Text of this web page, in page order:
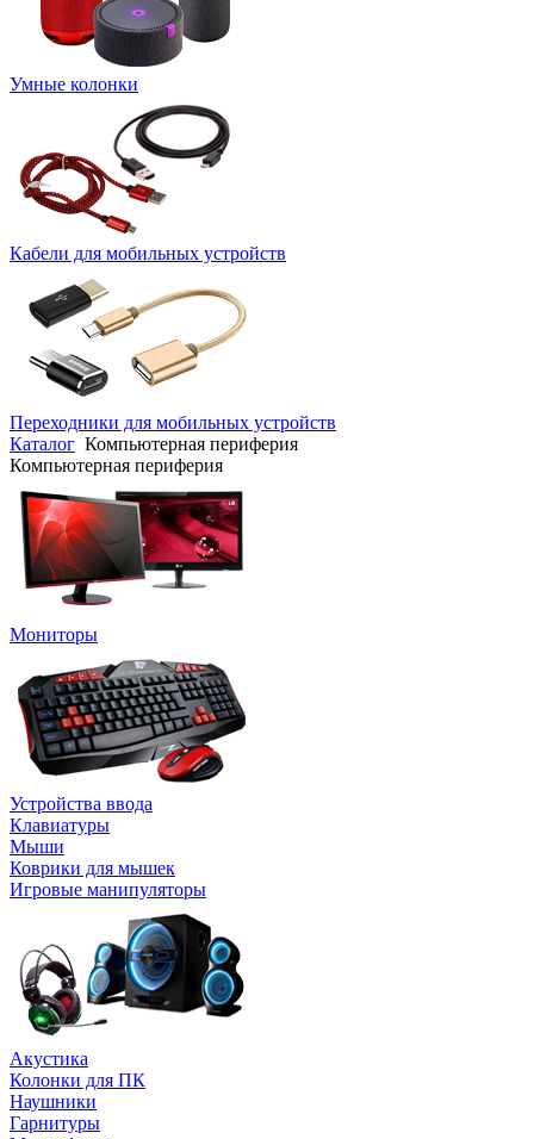
Умные колонки
Кабели для мобильных устройств
Переходники для мобильных устройств
Каталог Компьютерная периферия
Компьютерная периферия
Мониторы
Устройства ввода
Клавиатуры
Мыши
Коврики для мышек
Игровые манипуляторы
Акустика
Колонки для ПК
Наушники
Гарнитуры